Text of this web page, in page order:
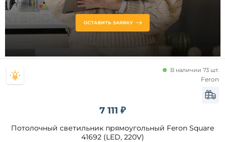
Светодиодные
7 111 ₽
Потолочный светильник прямоугольный Feron Square
41692 (LED, 220V)
В наличии 73 шт.
Feron